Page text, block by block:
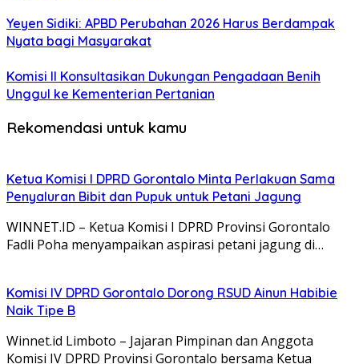
Yeyen Sidiki: APBD Perubahan 2026 Harus Berdampak
Nyata bagi Masyarakat
Komisi II Konsultasikan Dukungan Pengadaan Benih
Unggul ke Kementerian Pertanian
Rekomendasi untuk kamu
Ketua Komisi I DPRD Gorontalo Minta Perlakuan Sama
Penyaluran Bibit dan Pupuk untuk Petani Jagung
WINNET.ID – Ketua Komisi I DPRD Provinsi Gorontalo
Fadli Poha menyampaikan aspirasi petani jagung di…
Komisi IV DPRD Gorontalo Dorong RSUD Ainun Habibie
Naik Tipe B
Winnet.id Limboto – Jajaran Pimpinan dan Anggota
Komisi IV DPRD Provinsi Gorontalo bersama Ketua